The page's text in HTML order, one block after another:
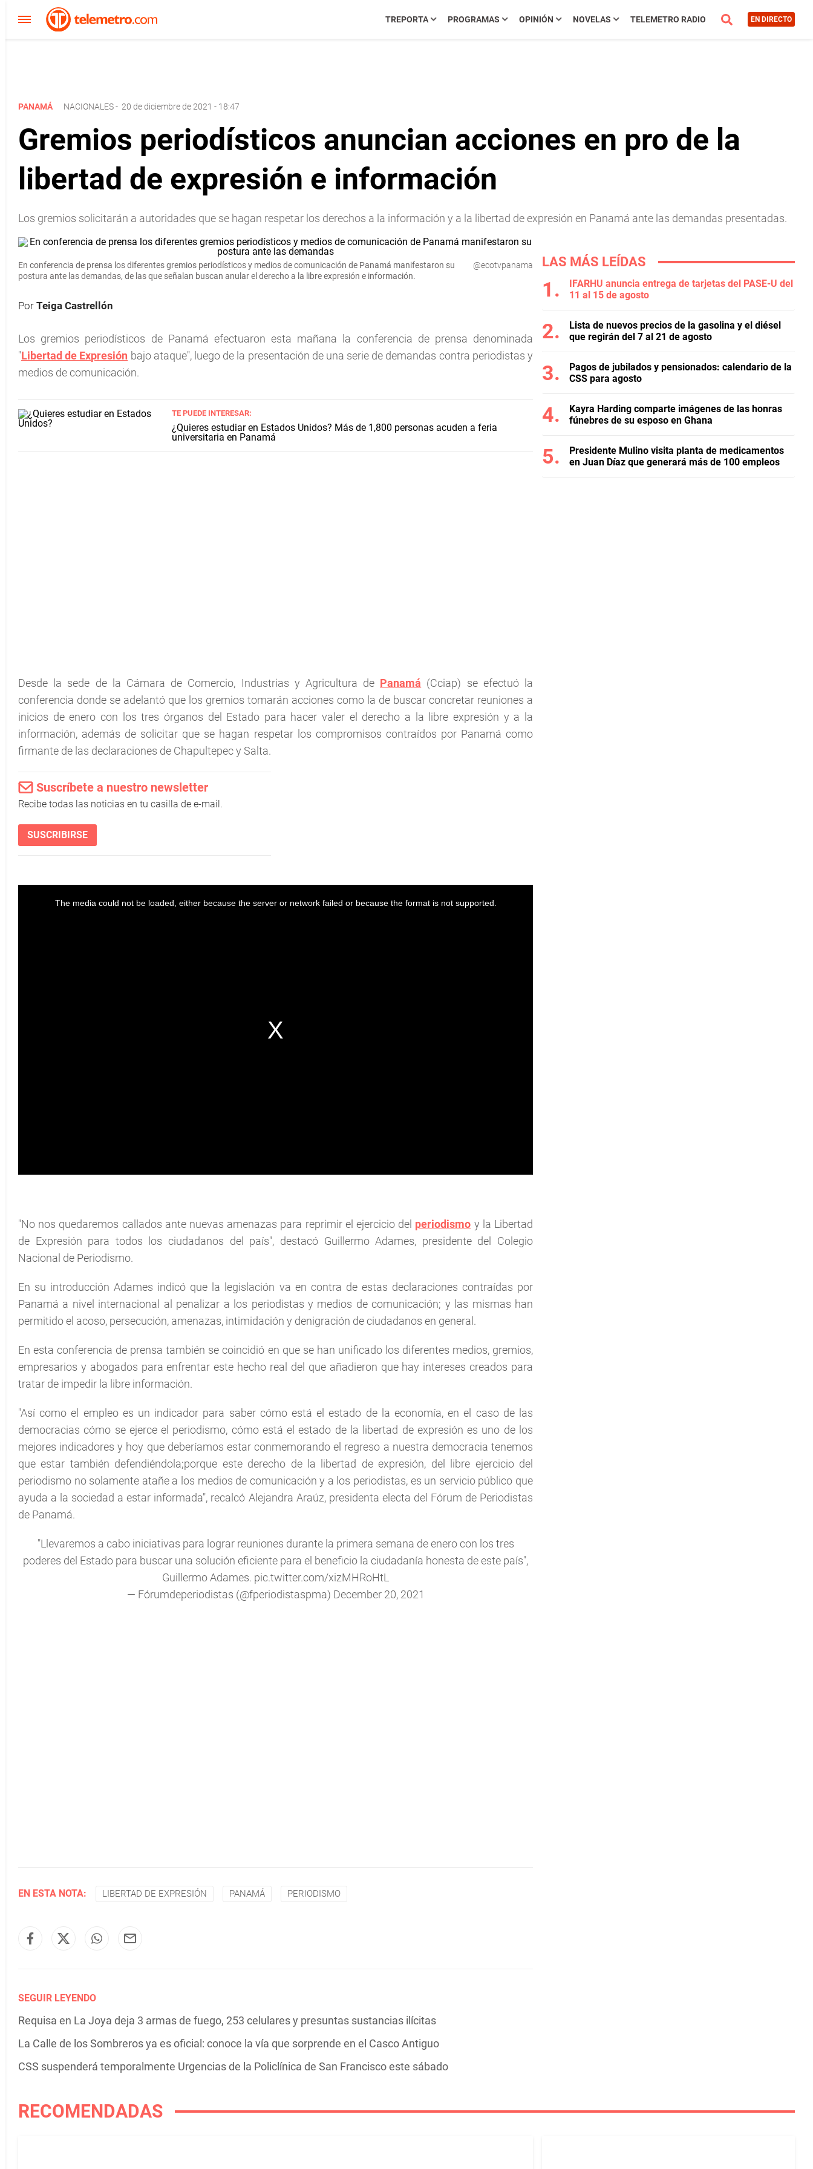
TREPORTA PROGRAMAS OPINIÓN NOVELAS TELEMETRO RADIO EN DIRECTO
PANAMÁ NACIONALES- 20 de diciembre de 2021 - 18:47
Gremios periodísticos anuncian acciones en pro de la
libertad de expresión e información
Los gremios solicitarán a autoridades que se hagan respetar los derechos a la información y a la libertad de expresión en Panamá ante las demandas presentadas.
En conferencia de prensa los diferentes gremios periodísticos y medios de comunicación de Panamá manifestaron su
postura ante las demandas, de las que señalan buscan anular el derecho a la libre expresión e información.
@ecotvpanama
Por Teiga Castrellón
Los gremios periodísticos de Panamá efectuaron esta mañana la conferencia de prensa denominada
"Libertad de Expresión bajo ataque", luego de la presentación de una serie de demandas contra periodistas y
medios de comunicación.
TE PUEDE INTERESAR:
¿Quieres estudiar en Estados Unidos? Más de 1,800 personas acuden a feria
universitaria en Panamá
Desde la sede de la Cámara de Comercio, Industrias y Agricultura de Panamá (Cciap) se efectuó la
conferencia donde se adelantó que los gremios tomarán acciones como la de buscar concretar reuniones a
inicios de enero con los tres órganos del Estado para hacer valer el derecho a la libre expresión y a la
información, además de solicitar que se hagan respetar los compromisos contraídos por Panamá como
firmante de las declaraciones de Chapultepec y Salta.
Suscríbete a nuestro newsletter
Recibe todas las noticias en tu casilla de e-mail.
SUSCRIBIRSE
"No nos quedaremos callados ante nuevas amenazas para reprimir el ejercicio del periodismo y la Libertad
de Expresión para todos los ciudadanos del país", destacó Guillermo Adames, presidente del Colegio
Nacional de Periodismo.
En su introducción Adames indicó que la legislación va en contra de estas declaraciones contraídas por
Panamá a nivel internacional al penalizar a los periodistas y medios de comunicación; y las mismas han
permitido el acoso, persecución, amenazas, intimidación y denigración de ciudadanos en general.
En esta conferencia de prensa también se coincidió en que se han unificado los diferentes medios, gremios,
empresarios y abogados para enfrentar este hecho real del que añadieron que hay intereses creados para
tratar de impedir la libre información.
"Así como el empleo es un indicador para saber cómo está el estado de la economía, en el caso de las
democracias cómo se ejerce el periodismo, cómo está el estado de la libertad de expresión es uno de los
mejores indicadores y hoy que deberíamos estar conmemorando el regreso a nuestra democracia tenemos
que estar también defendiéndola;porque este derecho de la libertad de expresión, del libre ejercicio del
periodismo no solamente atañe a los medios de comunicación y a los periodistas, es un servicio público que
ayuda a la sociedad a estar informada", recalcó Alejandra Araúz, presidenta electa del Fórum de Periodistas
de Panamá.
"Llevaremos a cabo iniciativas para lograr reuniones durante la primera semana de enero con los tres
poderes del Estado para buscar una solución eficiente para el beneficio la ciudadanía honesta de este país",
Guillermo Adames. pic.twitter.com/xizMHRoHtL
— Fórumdeperiodistas (@fperiodistaspma) December 20, 2021
EN ESTA NOTA: LIBERTAD DE EXPRESIÓN PANAMÁ PERIODISMO
SEGUIR LEYENDO
Requisa en La Joya deja 3 armas de fuego, 253 celulares y presuntas sustancias ilícitas
La Calle de los Sombreros ya es oficial: conoce la vía que sorprende en el Casco Antiguo
CSS suspenderá temporalmente Urgencias de la Policlínica de San Francisco este sábado
LAS MÁS LEÍDAS
IFARHU anuncia entrega de tarjetas del PASE-U del
11 al 15 de agosto
Lista de nuevos precios de la gasolina y el diésel
que regirán del 7 al 21 de agosto
Pagos de jubilados y pensionados: calendario de la
CSS para agosto
Kayra Harding comparte imágenes de las honras
fúnebres de su esposo en Ghana
Presidente Mulino visita planta de medicamentos
en Juan Díaz que generará más de 100 empleos
RECOMENDADAS